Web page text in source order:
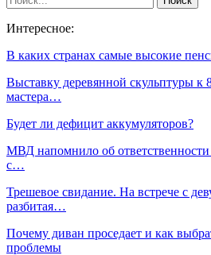
Интересное:
В каких странах самые высокие
Выставку деревянной скульптуры к
мастера…
Будет ли дефицит аккумуляторов?
МВД напомнило об ответственности
с…
Трешевое свидание. На встрече с
разбитая…
Почему диван проседает и как
проблемы